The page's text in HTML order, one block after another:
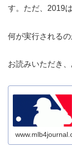
す。ただ、2019
何が実行される
お読みいただき